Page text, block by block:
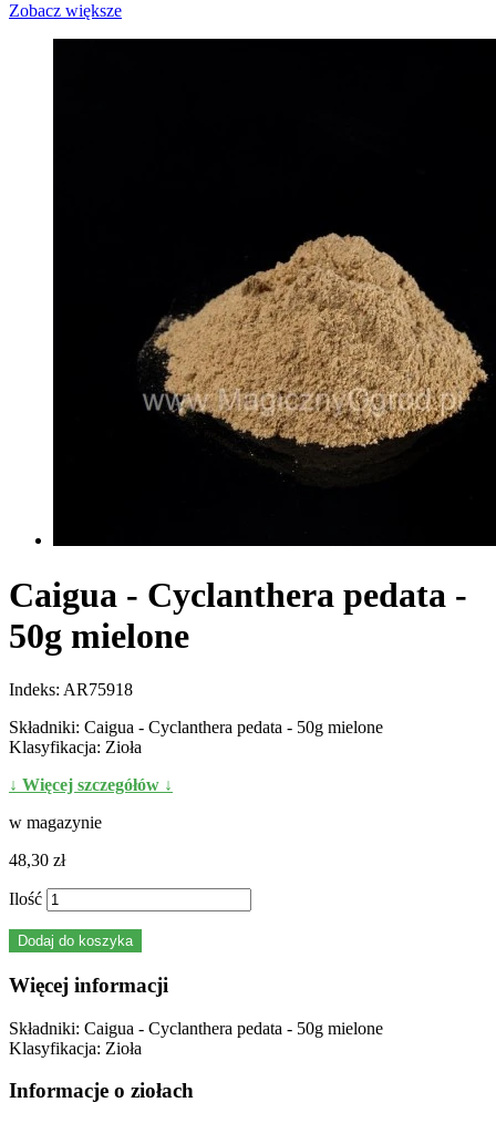
Zobacz większe
Caigua - Cyclanthera pedata -
50g mielone
Indeks: AR75918
Składniki: Caigua - Cyclanthera pedata - 50g mielone
Klasyfikacja: Zioła
↓ Więcej szczegółów ↓
w magazynie
48,30 zł
Ilość
Dodaj do koszyka
Więcej informacji
Składniki: Caigua - Cyclanthera pedata - 50g mielone
Klasyfikacja: Zioła
Informacje o ziołach